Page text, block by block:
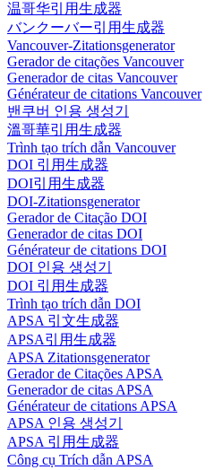
温哥华引用生成器
バンクーバー引用生成器
Vancouver-Zitationsgenerator
Gerador de citações Vancouver
Generador de citas Vancouver
Générateur de citations Vancouver
밴쿠버 인용 생성기
溫哥華引用生成器
Trình tạo trích dẫn Vancouver
DOI 引用生成器
DOI引用生成器
DOI-Zitationsgenerator
Gerador de Citação DOI
Generador de citas DOI
Générateur de citations DOI
DOI 인용 생성기
DOI 引用生成器
Trình tạo trích dẫn DOI
APSA 引文生成器
APSA引用生成器
APSA Zitationsgenerator
Gerador de Citações APSA
Generador de citas APSA
Générateur de citations APSA
APSA 인용 생성기
APSA 引用生成器
Công cụ Trích dẫn APSA